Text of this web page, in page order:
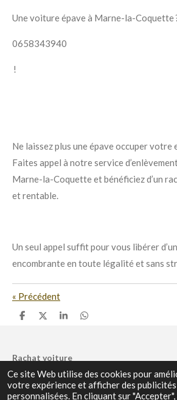
Ce site Web utilise des cookies pour
votre expérience et afficher des publicités
personnalisées. En cliquant sur "Accepter",
Une voiture épave à Marne-la-Coquette
0658343940
!
Ne laissez plus une épave occuper votre
Faites appel à notre service
Marne-la-Coquette et bénéficiez d’un
et rentable.
Un seul appel suffit pour vous libérer
encombrante en toute légalité et sans
« Précédent
P
a
g
e
r
P
a
g
e
r
P
a
g
e
r
P
g
e
r
Rachat voiture
© 2024 - 2025 Rachat d’épave voiture N1